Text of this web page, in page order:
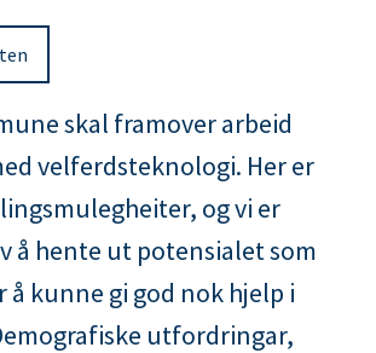
skal framover arbeid
velferdsteknologi. Her er
og vi er
å hente ut potensialet som
å kunne gi god nok hjelp i
utfordringar,